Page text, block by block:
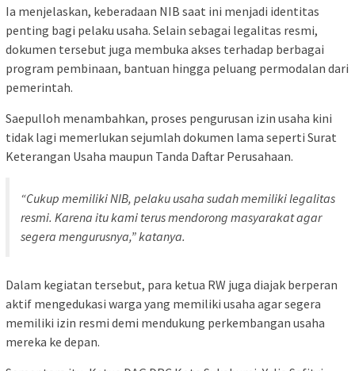
Ia menjelaskan, keberadaan NIB saat ini menjadi identitas
penting bagi pelaku usaha. Selain sebagai legalitas resmi,
dokumen tersebut juga membuka akses terhadap berbagai
program pembinaan, bantuan hingga peluang permodalan dari
pemerintah.
Saepulloh menambahkan, proses pengurusan izin usaha kini
tidak lagi memerlukan sejumlah dokumen lama seperti Surat
Keterangan Usaha maupun Tanda Daftar Perusahaan.
“Cukup memiliki NIB, pelaku usaha sudah memiliki legalitas
resmi. Karena itu kami terus mendorong masyarakat agar
segera mengurusnya,” katanya.
Dalam kegiatan tersebut, para ketua RW juga diajak berperan
aktif mengedukasi warga yang memiliki usaha agar segera
memiliki izin resmi demi mendukung perkembangan usaha
mereka ke depan.